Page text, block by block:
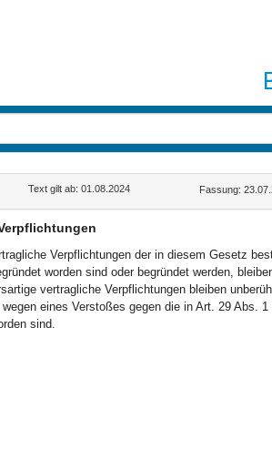
Text gilt ab: 01.08.2024 Fassung:
Verpflichtungen der in diesem Gesetz
worden sind oder begründet werden,
vertragliche Verpflichtungen bleiben
eines Verstoßes gegen die in Art. 29 Abs.
sind.